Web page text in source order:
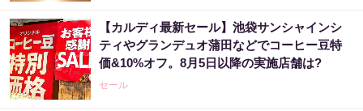
【カルディ最新セール】池袋サンシャインシ
ティやグランデュオ蒲田などでコーヒー豆特
価&10%オフ。8月5日以降の実施店舗は?
セール